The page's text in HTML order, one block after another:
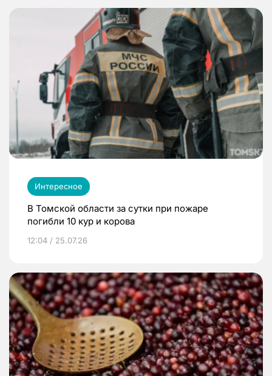
Интересное
В Томской области за сутки при пожаре
погибли 10 кур и корова
12:04 / 25.07.26